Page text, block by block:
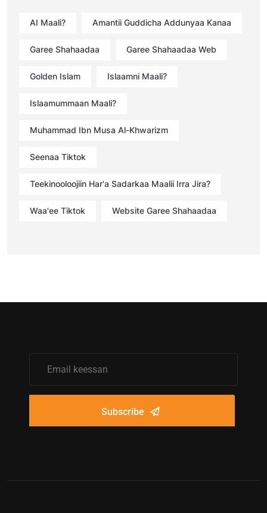
AI Maali? Amantii Guddicha Addunyaa Kanaa
Garee Shahaadaa Garee Shahaadaa Web
Golden Islam Islaamni Maali?
Islaamummaan Maali?
Muhammad Ibn Musa Al-Khwarizm
Seenaa Tiktok
Teekinooloojiin Har'a Sadarkaa Maalii Irra Jira?
Waa'ee Tiktok Website Garee Shahaadaa
Subscribe